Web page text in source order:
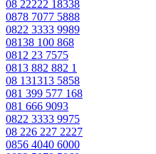
08 22222 18338
0878 7077 5888
0822 3333 9989
08138 100 868
0812 23 7575
0813 882 882 1
08 131313 5858
081 399 577 168
081 666 9093
0822 3333 9975
08 226 227 2227
0856 4040 6000